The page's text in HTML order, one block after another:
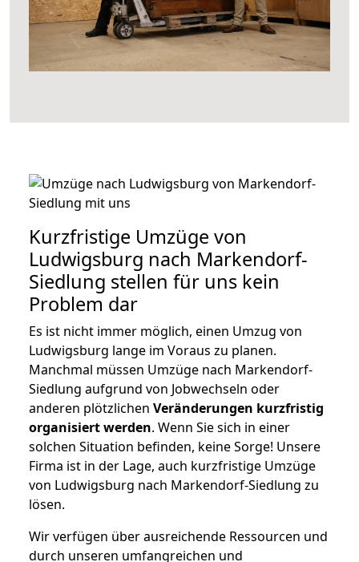
Kurzfristige Umzüge von
Ludwigsburg nach Markendorf-
Siedlung stellen für uns kein
Problem dar
Es ist nicht immer möglich, einen Umzug von
Ludwigsburg lange im Voraus zu planen.
Manchmal müssen Umzüge nach Markendorf-
Siedlung aufgrund von Jobwechseln oder
anderen plötzlichen Veränderungen kurzfristig
organisiert werden. Wenn Sie sich in einer
solchen Situation befinden, keine Sorge! Unsere
Firma ist in der Lage, auch kurzfristige Umzüge
von Ludwigsburg nach Markendorf-Siedlung zu
lösen.
Wir verfügen über ausreichende Ressourcen und
durch unseren umfangreichen und